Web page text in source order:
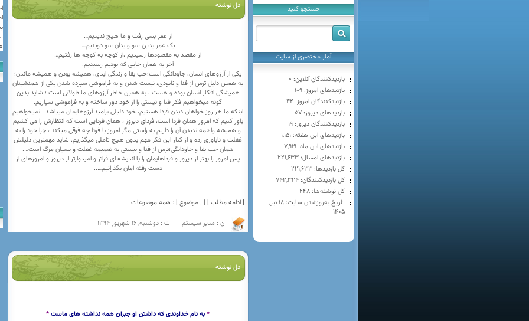
جستجو كنيد
آمار مختصری از سایت
بازدیدکنندگان آنلاین: 0
بازدیدهای امروز:109
بازدیدکنندگان امروز:44
بازدیدهای دیروز:57
بازدیدکنندگان دیروز:19
بازدیدهای این هفته:1,151
بازدیدهای این ماه:7,919
بازدیدهای امسال:221,633
کل بازدیدها:221,633
کل بازدیدکنند‌گان:742,324
کل نوشته‌ها:248
تاریخ به‌روزشدن سایت:
۱۸ تیر,
۱۴۰۵
كانون بازنشستگان و مستمری بگیران تامين اجتماعی
شهرستان شمیرانات
كانون بازنشستگان و مستمری بگیران تامين اجتماعی شهرستان شمیرانات
دل نوشته
از عمر بسی رفت و ما هیچ ندیدیم…
یک عمر بدین سو و بدان سو دویدیم…
از مقصد به مقصودها رسیدیم ،از کوچه به کوچه ها رفتیم…
آخر به همان جایی که بودیم رسیدیم!
یکی از آرزوهای انسان، جاودانگی است؛حب بقا و زندگی ابدی، همیشه بودن و همیشه ماندن؛
به همین دلیل ترس از فنا و نابودی، نیست شدن و به فراموشی سپرده شدن یکی از همنشینان
همیشگی افکار انسان بوده و هست ، به همین خاطر آرزوهای ما طولانی است ؛ شاید بدین
گونه میخواهیم فکر فنا و نیستی را از خود دور ساخته و به فراموشی سپاریم.
اینکه ما هر روز خواهان دیدن فردا هستیم، خود دلیلی برامید آرزوهایمان میباشد . نمیخواهیم
باور کنیم که امروز همان فردا است، فردای دیروز ، همان فردایی است که انتظارش را می کشیم
و همیشه واهمه ندیدن آن را داریم به راستی مگر امروز با فردا چه فرقی میکند ، چرا خود را به
غفلت و ناباوری زده و از کنار این فکر مهم بدون هیچ تاملی میگذریم. شاید مهمترین دلیلش
همان حب بقا و جاودانگی؛ترس از فنا و نیستی به ضمیمه غفلت و نسیان مرگ است….
پس امروز را بهتر از دیروز و فرداهایمان را با اندیشه ای فراتر و امیدوارتر از دیروز و امروزهای از
دست رفته امان بگذرانیم…..
[ ادامه مطلب ] | [ موضوع ] : همه موضوعات
ن : مدیر سیستم ت : دوشنبه, 16 شهریور 1394
دل نوشته
*به نام خداوندی که داشتن او جبران همه نداشته های ماست*